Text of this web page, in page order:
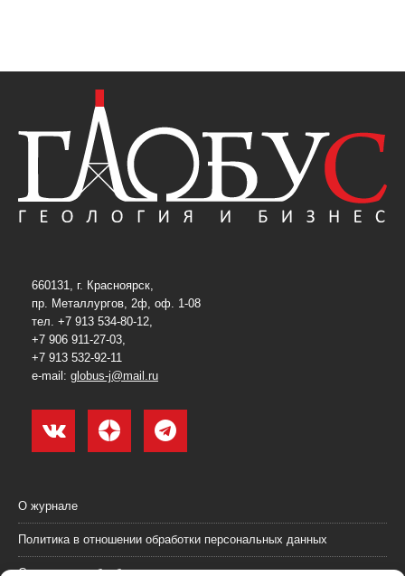
660131, г. Красноярск,
пр. Металлургов, 2ф, оф. 1-08
тел. +7 913 534-80-12,
+7 906 911-27-03,
+7 913 532-92-11
e-mail: globus-j@mail.ru
О журнале
Политика в отношении обработки персональных данных
Согласие на обработку персональных данных